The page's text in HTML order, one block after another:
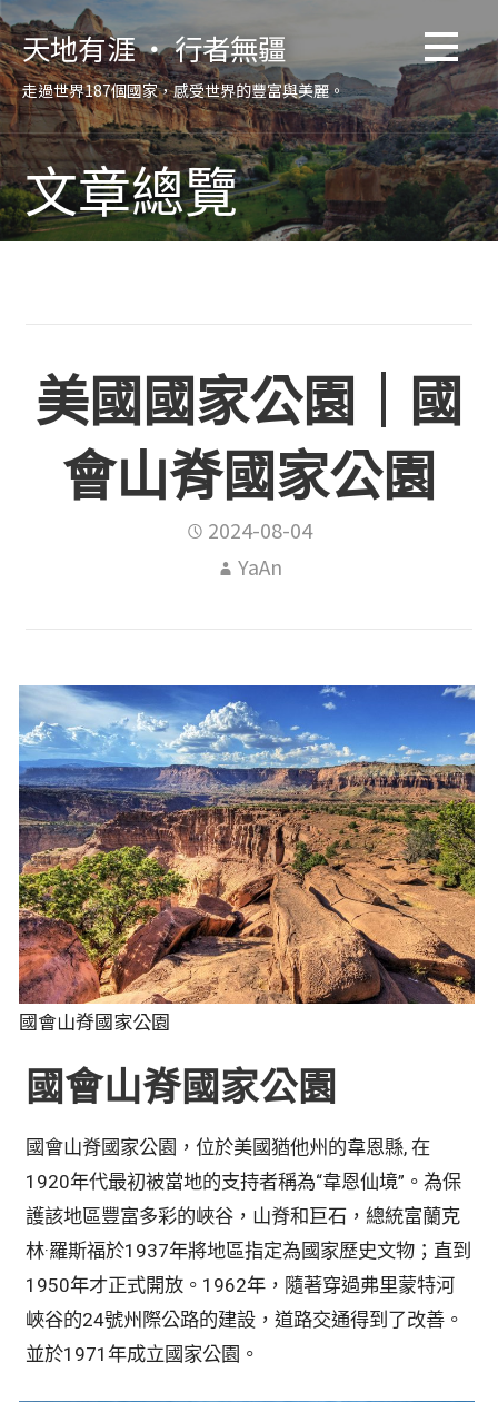
跳
至
主
要
內
容
天地有涯 ‧ 行者無疆
走過世界187個國家，感受世界的豐富與美麗。
文章總覽
美國國家公園｜國
會山脊國家公園
2024-08-04
YaAn
國會山脊國家公園
國會山脊國家公園
國會山脊國家公園，位於美國猶他州的韋恩縣, 在
1920年代最初被當地的支持者稱為“韋恩仙境”。為保
護該地區豐富多彩的峽谷，山脊和巨石，總統富蘭克
林·羅斯福於1937年將地區指定為國家歷史文物；直到
1950年才正式開放。1962年，隨著穿過弗里蒙特河
峽谷的24號州際公路的建設，道路交通得到了改善。
並於1971年成立國家公園。